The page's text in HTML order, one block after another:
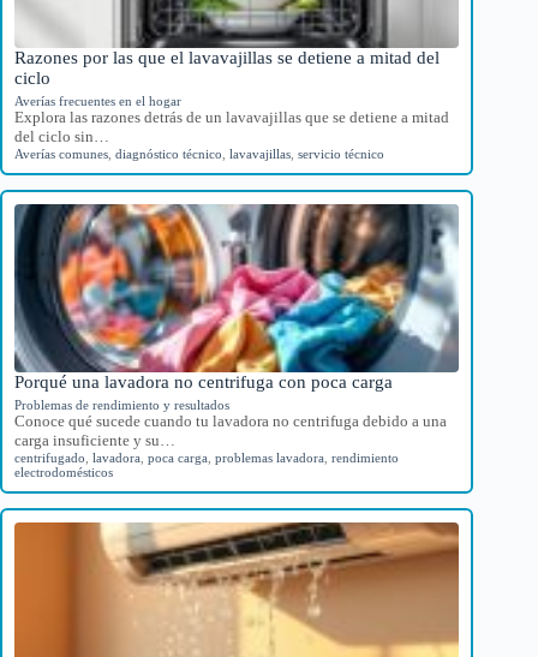
Razones por las que el lavavajillas se detiene a mitad del
ciclo
Averías frecuentes en el hogar
Explora las razones detrás de un lavavajillas que se detiene a mitad
del ciclo sin…
Averías comunes diagnóstico técnico lavavajillas servicio técnico
Porqué una lavadora no centrifuga con poca carga
Problemas de rendimiento y resultados
Conoce qué sucede cuando tu lavadora no centrifuga debido a una
carga insuficiente y su…
centrifugado lavadora poca carga problemas lavadora rendimiento
electrodomésticos